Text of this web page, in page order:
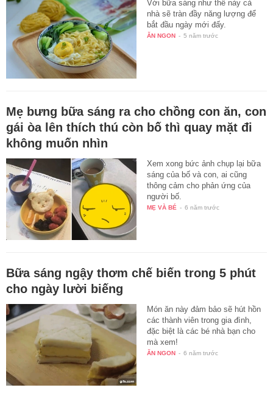
Với bữa sáng như thế này cả
nhà sẽ tràn đầy năng lượng để
bắt đầu ngày mới đấy.
ĂN NGON - 5 năm trước
Mẹ bưng bữa sáng ra cho chồng con ăn, con
gái òa lên thích thú còn bố thì quay mặt đi
không muốn nhìn
Xem xong bức ảnh chụp lại bữa
sáng của bố và con, ai cũng
thông cảm cho phản ứng của
người bố.
MẸ VÀ BÉ - 6 năm trước
Bữa sáng ngậy thơm chế biến trong 5 phút
cho ngày lười biếng
Món ăn này đảm bảo sẽ hút hồn
các thành viên trong gia đình,
đặc biệt là các bé nhà bạn cho
mà xem!
ĂN NGON - 6 năm trước